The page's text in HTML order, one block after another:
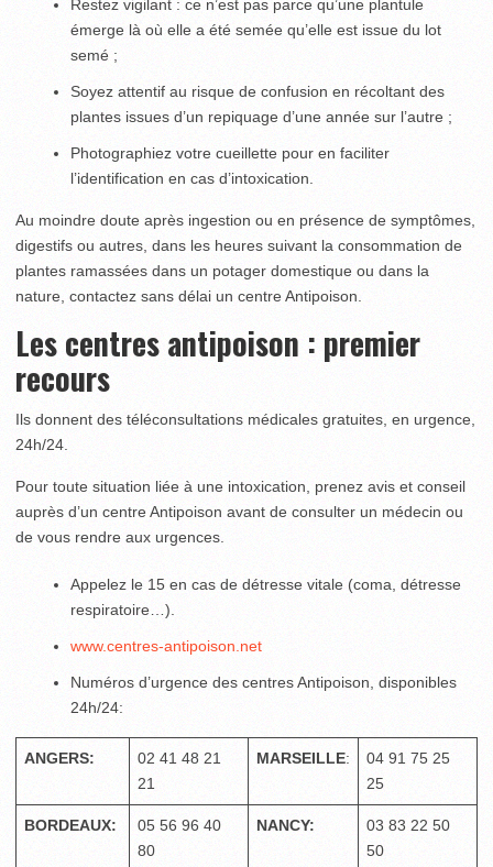
Restez vigilant : ce n’est pas parce qu’une plantule
émerge là où elle a été semée qu’elle est issue du lot
semé ;
Soyez attentif au risque de confusion en récoltant des
plantes issues d’un repiquage d’une année sur l’autre ;
Photographiez votre cueillette pour en faciliter
l’identification en cas d’intoxication.
Au moindre doute après ingestion ou en présence de symptômes,
digestifs ou autres, dans les heures suivant la consommation de
plantes ramassées dans un potager domestique ou dans la
nature, contactez sans délai un centre Antipoison.
Les centres antipoison : premier
recours
Ils donnent des téléconsultations médicales gratuites, en urgence,
24h/24.
Pour toute situation liée à une intoxication, prenez avis et conseil
auprès d’un centre Antipoison avant de consulter un médecin ou
de vous rendre aux urgences.
Appelez le 15 en cas de détresse vitale (coma, détresse
respiratoire…).
www.centres-antipoison.net
Numéros d’urgence des centres Antipoison, disponibles
24h/24:
ANGERS:
02 41 48 21
21
MARSEILLE:
04 91 75 25
25
BORDEAUX:
05 56 96 40
80
NANCY:
03 83 22 50
50